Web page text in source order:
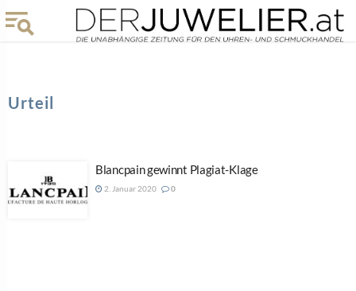
Urteil
Blancpain gewinnt Plagiat-Klage
2. Januar 2020 0